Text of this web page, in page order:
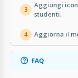
3
Aggiungi
studenti.
4 Aggiorna il
FAQ